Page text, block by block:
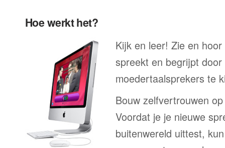
Hoe werkt het?
Kijk en leer! Zie en
spreekt en begrijpt
moedertaalsprekers te
Bouw zelfvertrouwen
Voordat je je nieuwe
buitenwereld uittest,